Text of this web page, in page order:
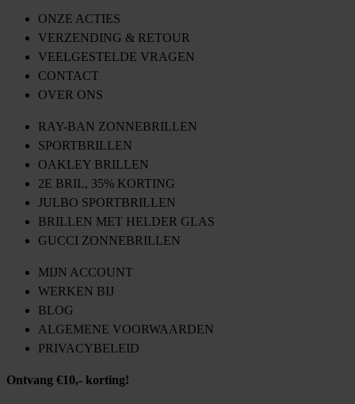
ONZE ACTIES
VERZENDING & RETOUR
VEELGESTELDE VRAGEN
CONTACT
OVER ONS
RAY-BAN ZONNEBRILLEN
SPORTBRILLEN
OAKLEY BRILLEN
2E BRIL, 35% KORTING
JULBO SPORTBRILLEN
BRILLEN MET HELDER GLAS
GUCCI ZONNEBRILLEN
MIJN ACCOUNT
WERKEN BIJ
BLOG
ALGEMENE VOORWAARDEN
PRIVACYBELEID
Ontvang €10,- korting!